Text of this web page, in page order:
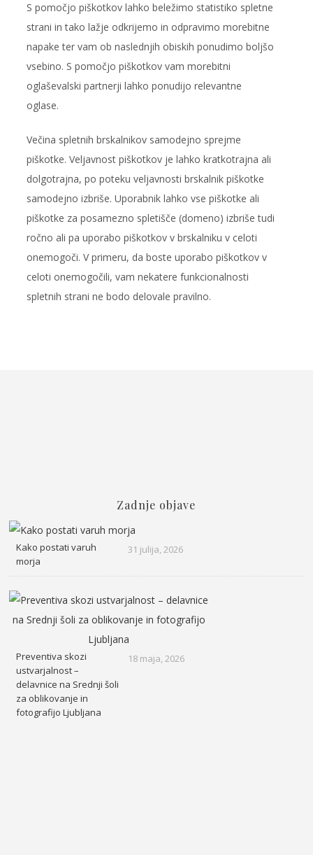
S pomočjo piškotkov lahko beležimo statistiko spletne
strani in tako lažje odkrijemo in odpravimo morebitne
napake ter vam ob naslednjih obiskih ponudimo boljšo
vsebino. S pomočjo piškotkov vam morebitni
oglaševalski partnerji lahko ponudijo relevantne
oglase.
Večina spletnih brskalnikov samodejno sprejme
piškotke. Veljavnost piškotkov je lahko kratkotrajna ali
dolgotrajna, po poteku veljavnosti brskalnik piškotke
samodejno izbriše. Uporabnik lahko vse piškotke ali
piškotke za posamezno spletišče (domeno) izbriše tudi
ročno ali pa uporabo piškotkov v brskalniku v celoti
onemogoči. V primeru, da boste uporabo piškotkov v
celoti onemogočili, vam nekatere funkcionalnosti
spletnih strani ne bodo delovale pravilno.
Zadnje objave
Kako postati varuh
morja
31 julija, 2026
Preventiva skozi
ustvarjalnost –
delavnice na Srednji šoli
za oblikovanje in
fotografijo Ljubljana
18 maja, 2026